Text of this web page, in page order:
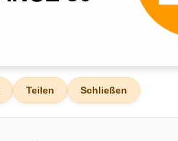
Teilen Schließen